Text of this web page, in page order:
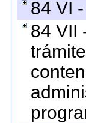
84 VI
84 VII